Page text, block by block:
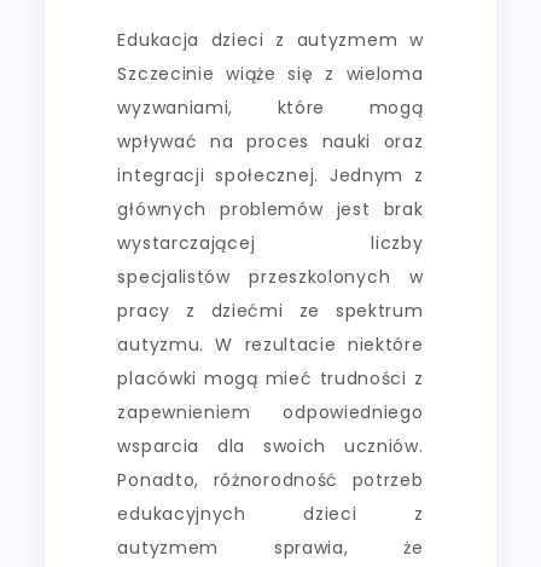
Edukacja dzieci z autyzmem w
Szczecinie wiąże się z wieloma
wyzwaniami, które mogą
wpływać na proces nauki oraz
integracji społecznej. Jednym z
głównych problemów jest brak
wystarczającej liczby
specjalistów przeszkolonych w
pracy z dziećmi ze spektrum
autyzmu. W rezultacie niektóre
placówki mogą mieć trudności z
zapewnieniem odpowiedniego
wsparcia dla swoich uczniów.
Ponadto, różnorodność potrzeb
edukacyjnych dzieci z
autyzmem sprawia, że